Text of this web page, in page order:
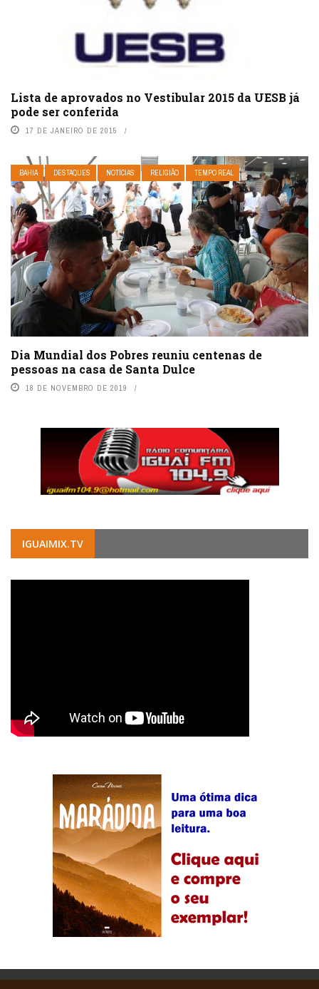
Lista de aprovados no Vestibular 2015 da UESB já
pode ser conferida
17 DE JANEIRO DE 2015
BAHIA DESTAQUES NOTÍCIAS RELIGIÃO TEMPO REAL
Dia Mundial dos Pobres reuniu centenas de
pessoas na casa de Santa Dulce
18 DE NOVEMBRO DE 2019
IGUAIMIX.TV